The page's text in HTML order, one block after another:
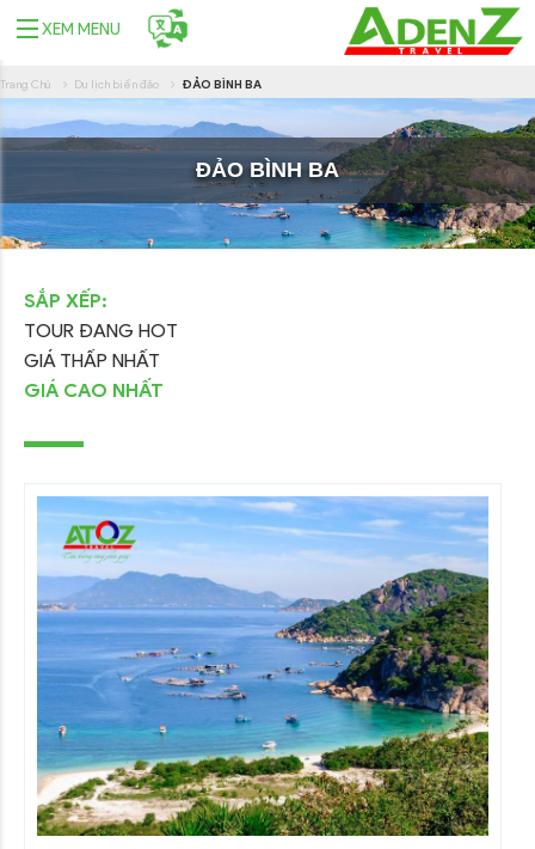
XEM MENU
Trang Chủ Du lịch biển đảo ĐẢO BÌNH BA
ĐẢO BÌNH BA
SẮP XẾP:
TOUR ĐANG HOT
GIÁ THẤP NHẤT
GIÁ CAO NHẤT